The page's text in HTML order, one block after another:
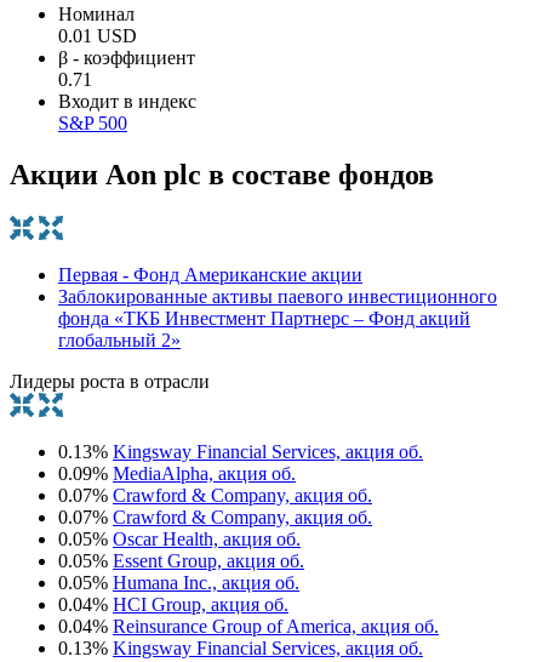
Номинал
0.01 USD
β - коэффициент
0.71
Входит в индекс
S&P 500
Акции Aon plc в составе фондов
Первая - Фонд Американские акции
Заблокированные активы паевого инвестиционного
фонда «ТКБ Инвестмент Партнерс – Фонд акций
глобальный 2»
Лидеры роста в отрасли
0.13% Kingsway Financial Services, акция об.
0.09% MediaAlpha, акция об.
0.07% Crawford & Company, акция об.
0.07% Crawford & Company, акция об.
0.05% Oscar Health, акция об.
0.05% Essent Group, акция об.
0.05% Humana Inc., акция об.
0.04% HCI Group, акция об.
0.04% Reinsurance Group of America, акция об.
0.13% Kingsway Financial Services, акция об.